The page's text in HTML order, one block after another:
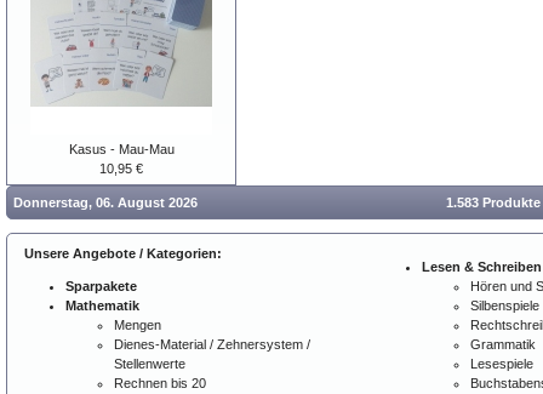
Kasus - Mau-Mau
10,95 €
Donnerstag, 06. August 2026 1.583
Unsere Angebote / Kategorien:
Sparpakete
Mathematik
Mengen
Dienes-Material / Zehnersystem /
Stellenwerte
Rechnen bis 20
Lesen & Schreiben
Hören und
Silbenspiele
Grammatik
Lesespiele